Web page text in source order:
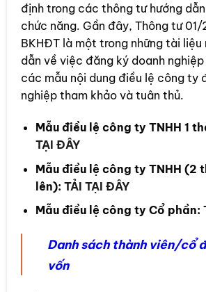
định trong các thông tư hướng
chức năng. Gần đây, Thông tư
BKHĐT là một trong những tài liệu
dẫn về việc đăng ký doanh
các mẫu nội dung điều lệ công ty
nghiệp tham khảo và tuân thủ.
Mẫu điều lệ công ty TNHH 1
TẠI ĐÂY
Mẫu điều lệ công ty TNHH (2
lên): TẢI TẠI ĐÂY
Mẫu điều lệ công ty Cổ phần:
Danh sách thành viên/cổ
vốn